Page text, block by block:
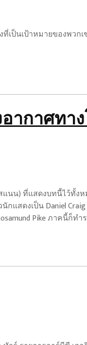
ป็นเป้าหมายของพวก
อากาศทา
นน) ที่แสดงบทนี้ไว้ทั้งห
สดงเป็น Daniel
Pike ภาคนี้ก็